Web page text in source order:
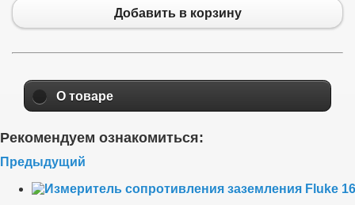
Добавить в корзину
О товаре
Рекомендуем ознакомиться:
Предыдущий